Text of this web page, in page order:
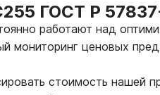
ГОСТ Р
работают над
мониторинг ценовых
стоимость нашей